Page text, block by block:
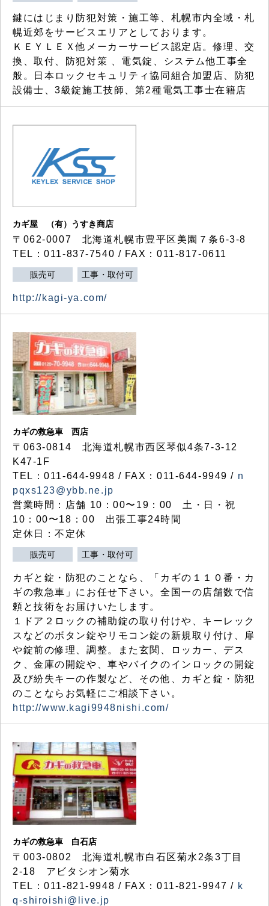
鍵にはじまり防犯対策・施工等、札幌市内全域・札
幌近郊をサービスエリアとしております。
ＫＥＹＬＥＸ他メーカーサービス認定店。修理、交
換、取付、防犯対策 、電気錠、システム他工事全
般。日本ロックセキュリティ協同組合加盟店、防犯
設備士、3級錠施工技師、第2種電気工事士在籍店
カギ屋 （有）うすき商店
〒062-0007 北海道札幌市豊平区美園７条6-3-8
TEL：011-837-7540 / FAX：011-817-0611
販売可 工事・取付可
http://kagi-ya.com/
カギの救急車 西店
〒063-0814 北海道札幌市西区琴似4条7-3-12
K47-1F
TEL：011-644-9948 / FAX：011-644-9949 / n
pqxs123@ybb.ne.jp
営業時間：店舗 10：00〜19：00 土・日・祝
10：00〜18：00 出張工事24時間
定休日：不定休
販売可 工事・取付可
カギと錠・防犯のことなら、「カギの１１０番・カ
ギの救急車」にお任せ下さい。全国一の店舗数で信
頼と技術をお届けいたします。
１ドア２ロックの補助錠の取り付けや、キーレック
スなどのボタン錠やリモコン錠の新規取り付け、扉
や錠前の修理、調整。また玄関、ロッカー、デス
ク、金庫の開錠や、車やバイクのインロックの開錠
及び紛失キーの作製など、その他、カギと錠・防犯
のことならお気軽にご相談下さい。
http://www.kagi9948nishi.com/
カギの救急車 白石店
〒003-0802 北海道札幌市白石区菊水2条3丁目
2-18 アビタシオン菊水
TEL：011-821-9948 / FAX：011-821-9947 / k
q-shiroishi@live.jp